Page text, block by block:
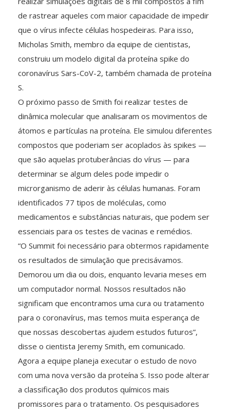
de rastrear aqueles com maior capacidade de impedir
que o vírus infecte células hospedeiras. Para isso,
Micholas Smith, membro da equipe de cientistas,
construiu um modelo digital da proteína spike do
coronavírus Sars-CoV-2, também chamada de proteína
S.
O próximo passo de Smith foi realizar testes de
dinâmica molecular que analisaram os movimentos de
átomos e partículas na proteína. Ele simulou diferentes
compostos que poderiam ser acoplados às spikes —
que são aquelas protuberâncias do vírus — para
determinar se algum deles pode impedir o
microrganismo de aderir às células humanas. Foram
identificados 77 tipos de moléculas, como
medicamentos e substâncias naturais, que podem ser
essenciais para os testes de vacinas e remédios.
“O Summit foi necessário para obtermos rapidamente
os resultados de simulação que precisávamos.
Demorou um dia ou dois, enquanto levaria meses em
um computador normal. Nossos resultados não
significam que encontramos uma cura ou tratamento
para o coronavírus, mas temos muita esperança de
que nossas descobertas ajudem estudos futuros”,
disse o cientista Jeremy Smith, em comunicado.
Agora a equipe planeja executar o estudo de novo
com uma nova versão da proteína S. Isso pode alterar
a classificação dos produtos químicos mais
promissores para o tratamento. Os pesquisadores